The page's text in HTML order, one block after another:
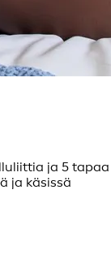
ja 5 tapaa
ja käsissä